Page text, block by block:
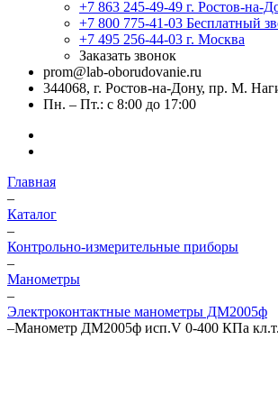
+7 863 245-49-49 г. Ростов-на-
+7 800 775-41-03 Бесплатный
+7 495 256-44-03 г. Москва
Заказать звонок
prom@lab-oborudovanie.ru
344068, г. Ростов-на-Дону, пр. М.
Пн. – Пт.: с 8:00 до 17:00
Главная
–
Каталог
–
Контрольно-измерительные приборы
–
Манометры
–
Электроконтактные манометры ДМ2005ф
–Манометр ДМ2005ф исп.V 0-400 КПа